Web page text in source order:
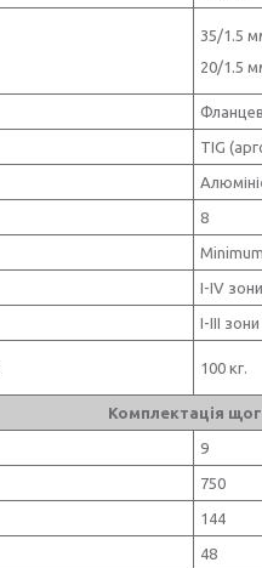
35/1.5
20/1.5
TIG
8
I-IV зони
I-III зони
100 кг.
Комплектація
9
750
144
48